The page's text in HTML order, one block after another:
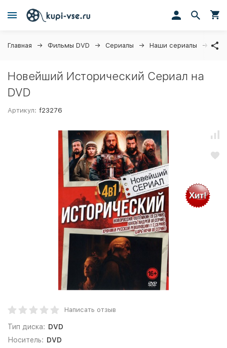
Главная Фильмы DVD Сериалы Наши сериалы
Новейший Исторический Сериал на
DVD
Артикул: f23276
Хит!
Написать отзыв
Тип диска: DVD
Носитель: DVD